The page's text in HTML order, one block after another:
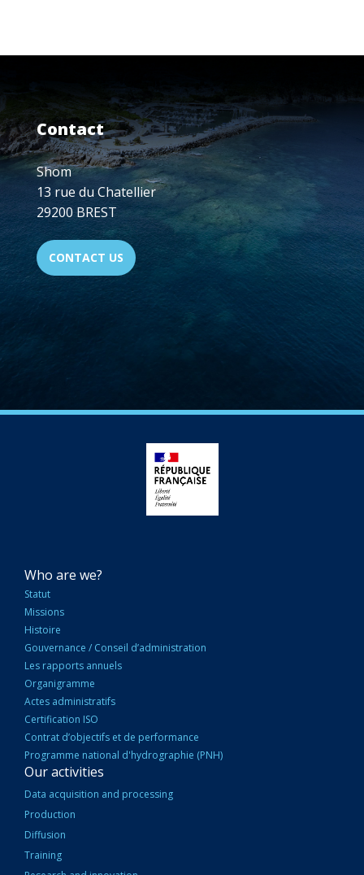
Contact
Shom
13 rue du Chatellier
29200 BREST
CONTACT US
NAVIGATION
PRINCIPALE
Who are we?
Statut
Missions
Histoire
Gouvernance / Conseil d’administration
Les rapports annuels
Organigramme
Actes administratifs
Certification ISO
Contrat d’objectifs et de performance
Programme national d'hydrographie (PNH)
Our activities
Data acquisition and processing
Production
Diffusion
Training